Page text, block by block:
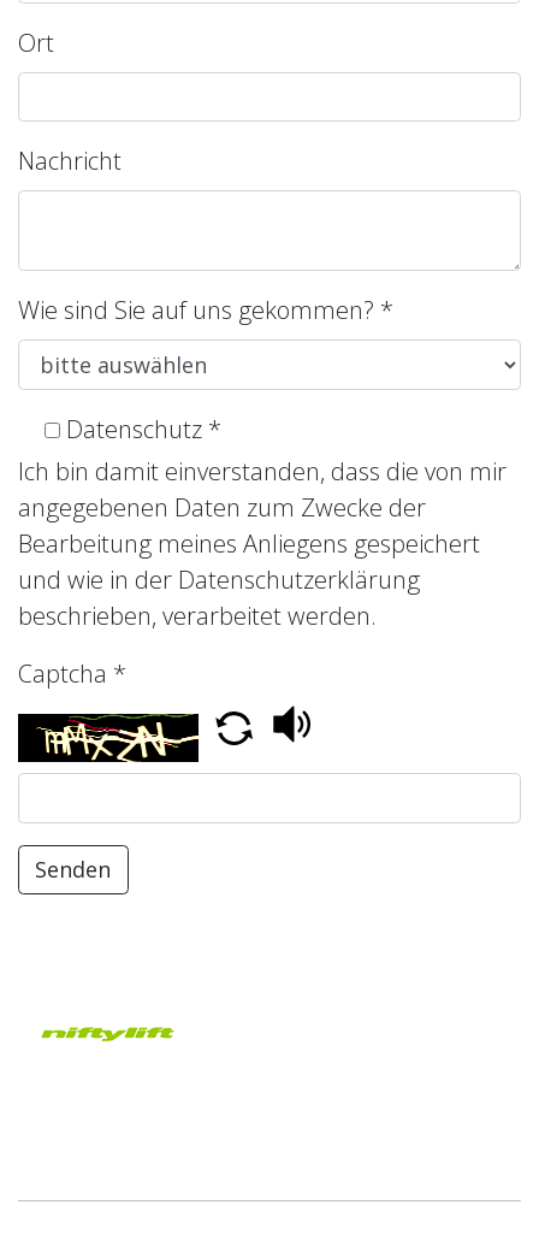
Ort
Nachricht
Wie sind Sie auf uns gekommen? *
Datenschutz *
Ich bin damit einverstanden, dass die von mir
angegebenen Daten zum Zwecke der
Bearbeitung meines Anliegens gespeichert
und wie in der Datenschutzerklärung
beschrieben, verarbeitet werden.
Captcha *
Senden